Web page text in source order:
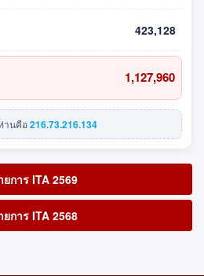
423,128
1,127,960
านคือ216.73.216.134
ยการ ITA 2569
ยการ ITA 2568